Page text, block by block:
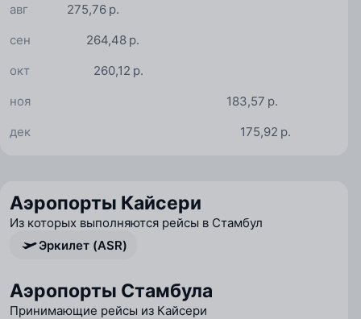
275,76 р.
авг
264,48 р.
сен
260,12 р.
окт
183,57 р.
ноя
175,92 р.
дек
Аэропорты Кайсери
Из которых выполняются рейсы в Стамбул
Эркилет (ASR)
Аэропорты Стамбула
Принимающие рейсы из Кайсери